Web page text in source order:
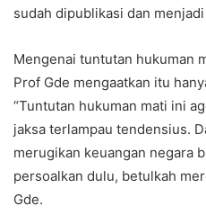
sudah dipublikasi dan
Mengenai tuntutan hukuman
Prof Gde mengaatkan itu
“Tuntutan hukuman mati ini
jaksa terlampau tendensius.
merugikan keuangan negara
persoalkan dulu, betulkah
Gde.